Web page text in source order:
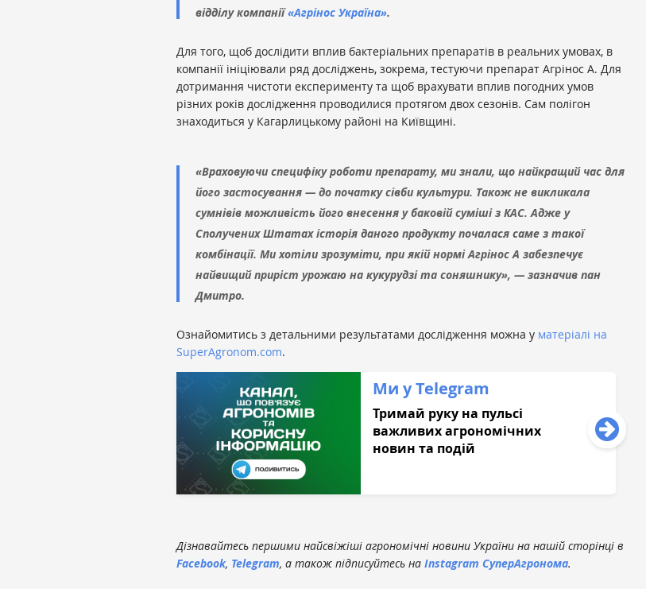
відділу компанії«Агрінос Україна».
Для того, щоб дослідити вплив бактеріальних препаратів в реальних умовах, в
компанії ініціювали ряд досліджень, зокрема, тестуючи препарат Агрінос А. Для
дотримання чистоти експерименту та щоб врахувати вплив погодних умов
різних років дослідження проводилися протягом двох сезонів. Сам полігон
знаходиться у Кагарлицькому районі на Київщині.
«Враховуючи специфіку роботи препарату, ми знали, що найкращий час для
його застосування — до початку сівби культури. Також не викликала
сумнівів можливість його внесення у баковій суміші з КАС. Адже у
Сполучених Штатах історія даного продукту почалася саме з такої
комбінації. Ми хотіли зрозуміти, при якій нормі Агрінос А забезпечує
найвищий приріст урожаю на кукурудзі та соняшнику», — зазначив пан
Дмитро.
Ознайомитись з детальними результатами дослідження можна у матеріалі на
SuperAgronom.com.
Ми у Telegram
Тримай руку на пульсі
важливих агрономічних
новин та подій
Дізнавайтесь першими найсвіжіші агрономічні новини України на нашій сторінці в
Facebook, Telegram, а також підписуйтесь на Instagram СуперАгронома.